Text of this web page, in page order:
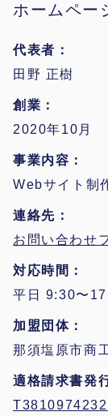
ホームペー
代表者
田野 正樹
創業
2020年10月
事業内容
Webサイト制
連絡先
お問い合わせ
対応時間
平日 9:30〜
加盟団体
那須塩原市商
適格請求書発